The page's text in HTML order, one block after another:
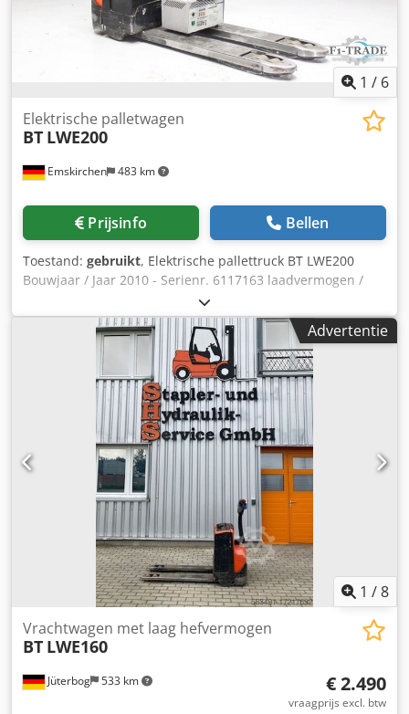
1 / 6
Emskirchen 483 km
Elektrische palletwagen
BT LWE200
Prijsinfo Bellen
Toestand: gebruikt, Elektrische pallettruck BT LWE200
Bouwjaar / Jaar 2010 - Serienr. 6117163 laadvermogen /
heftruck hefvermogen max. 2000kg Openingstijden /
Werkuren 2337 Codpfxsxp H E Ns Agmjrf Hefhoogte /
Hefhoogte max. 205mm Met oplader / met oplader
Vorklengte 1150mm Online video-inspectie via WhatsApp -
MS Zoom - Telegram Op voorraad Emskirchen/Nürnberg -
Direct leverbaar - Kan getest worden
Advertentie
1 /8
Jüterbog 533 km
Vrachtwagen met laag hefvermogen
BT LWE160
€ 2.490
vraagprijs excl. btw